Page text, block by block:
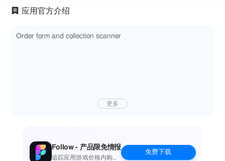
应用官方介绍
Order form and collection scanner
更多
Follow - 产品限免情报
追踪应用游戏价格内购波
免费下载